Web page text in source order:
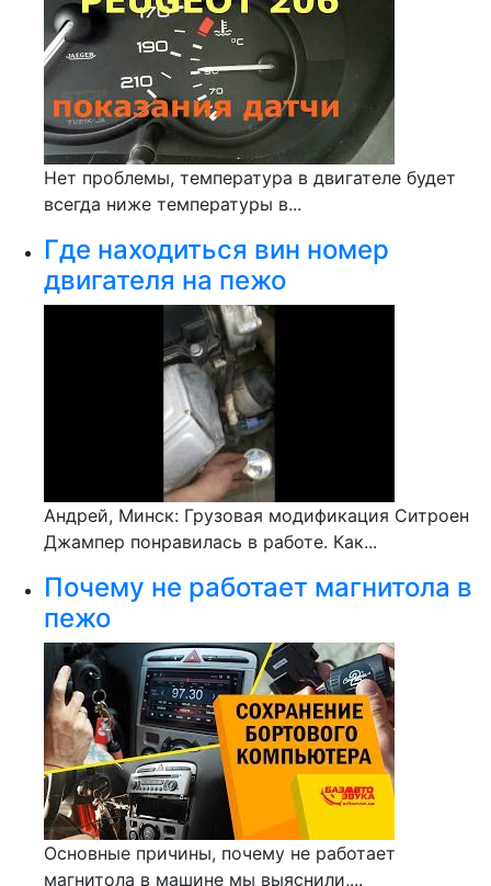
Нет проблемы, температура в двигателе будет
всегда ниже температуры в...
Где находиться вин номер
двигателя на пежо
Андрей, Минск: Грузовая модификация Ситроен
Джампер понравилась в работе. Как...
Почему не работает магнитола в
пежо
Основные причины, почему не работает
магнитола в машине мы выяснили,...